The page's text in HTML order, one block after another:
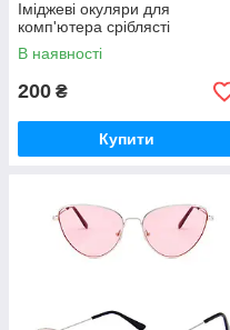
Іміджеві окуляри для
комп'ютера сріблясті
В наявності
200 ₴
Купити